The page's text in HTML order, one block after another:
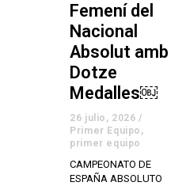
Femení del
Nacional
Absolut amb
Dotze
Medalles￼
26 julio, 2026 /
Primer Equipo ,
primer equipo
CAMPEONATO DE
ESPAÑA ABSOLUTO